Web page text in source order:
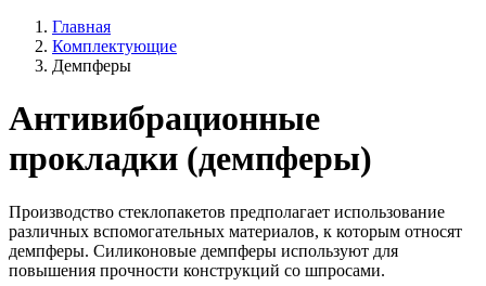
Главная
Комплектующие
Демпферы
Антивибрационные
прокладки (демпферы)
Производство стеклопакетов предполагает использование
различных вспомогательных материалов, к которым относят
демпферы. Силиконовые демпферы используют для
повышения прочности конструкций со шпросами.